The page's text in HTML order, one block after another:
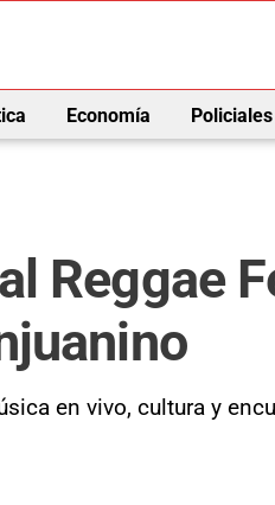
Economía Policiales
Reggae
en vivo, cultura y